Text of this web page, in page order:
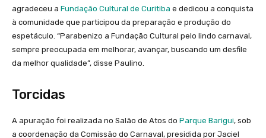
agradeceu a Fundação Cultural de Curitiba e dedicou a conquista
à comunidade que participou da preparação e produção do
espetáculo. “Parabenizo a Fundação Cultural pelo lindo carnaval,
sempre preocupada em melhorar, avançar, buscando um desfile
da melhor qualidade”, disse Paulino.
Torcidas
A apuração foi realizada no Salão de Atos do Parque Barigui, sob
a coordenação da Comissão do Carnaval, presidida por Jaciel